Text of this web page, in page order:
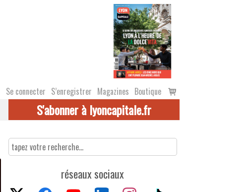
Se connecter S’enregistrer Magazines Boutique
Voir
le
S'abonner à lyoncapitale.fr
réseaux sociaux